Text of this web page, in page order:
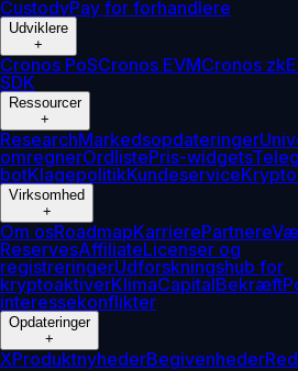
CustodyPay for forhandlere
Udviklere
+
Cronos PoSCronos EVMCronos
SDK
Ressourcer
+
ResearchMarkedsopdateringer
omregnerOrdlistePris-widgets
botKlagepolitikKundeservice
Virksomhed
+
Om osRoadmapKarrierePartnere
ReservesAffiliateLicenser og
registreringerUdforskningshub for
kryptoaktiverKlimaCapitalBekræft
interessekonflikter
Opdateringer
+
XProduktnyhederBegivenheder